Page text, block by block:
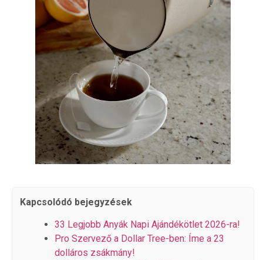
Kapcsolódó bejegyzések
33 Legjobb Anyák Napi Ajándékötlet 2026-ra!
Pro Szervező a Dollar Tree-ben: Íme a 23
dolláros zsákmány!